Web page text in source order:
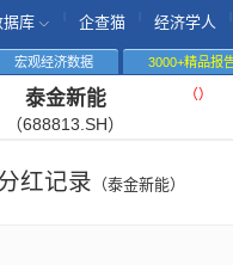
据库 企查猫 经济学人
宏观经济数据 3000+精品报
泰金新能
（688813.SH）
（）
红记录 （泰金新能）